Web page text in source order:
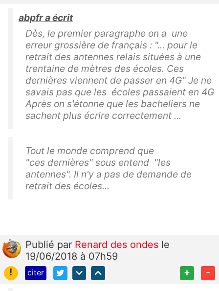
abpfr a écrit
Dès, le premier paragraphe on a une
erreur grossière de français : "... pour le
retrait des antennes relais situées à une
trentaine de mètres des écoles. Ces
dernières viennent de passer en 4G" Je ne
savais pas que les écoles passaient en 4G
Après on s'étonne que les bacheliers ne
sachent plus écrire correctement ...
Tout le monde comprend que
"ces dernières" sous entend "les
antennes". Il n'y a pas de demande de
retrait des écoles...
Publié par Renard des ondes le
19/06/2018 à 07h59
!
citer + -